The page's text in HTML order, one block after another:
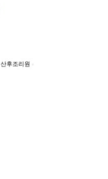
산후조리원